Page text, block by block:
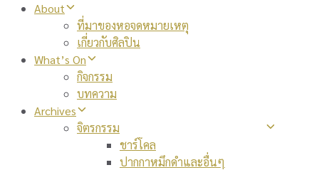
About
ที่มาของหอจดหมายเหตุ
เกี่ยวกับศิลปิน
What’s On
กิจกรรม
บทความ
Archives
จิตรกรรม
ชาร์โคล
ปากกาหมึกดำและอื่นๆ